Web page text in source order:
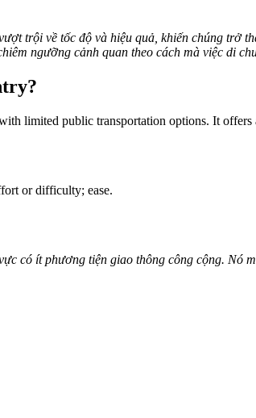
trội về tốc độ và hiệu quả, khiến chúng trở
ngưỡng cảnh quan theo cách mà việc di
limited public transportation options. It
or difficulty; ease.
có ít phương tiện giao thông công cộng. Nó